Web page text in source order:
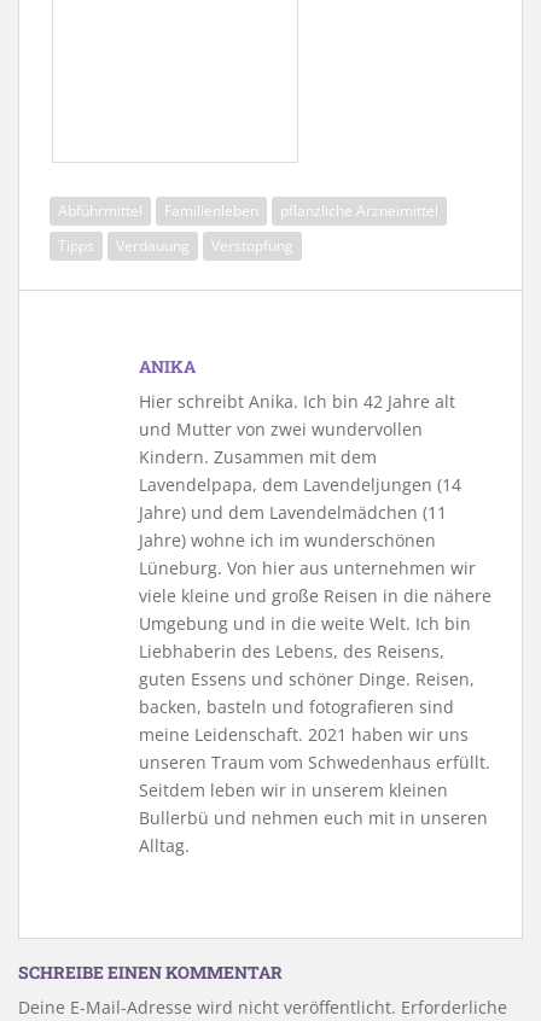
Abführmittel Familienleben
pflanzliche Arzneimittel
Tipps
Verdauung Verstopfung
ANIKA
Hier schreibt Anika. Ich bin 42 Jahre alt
und Mutter von zwei wundervollen
Kindern. Zusammen mit dem
Lavendelpapa, dem Lavendeljungen (14
Jahre) und dem Lavendelmädchen (11
Jahre) wohne ich im wunderschönen
Lüneburg. Von hier aus unternehmen wir
viele kleine und große Reisen in die nähere
Umgebung und in die weite Welt. Ich bin
Liebhaberin des Lebens, des Reisens,
guten Essens und schöner Dinge. Reisen,
backen, basteln und fotografieren sind
meine Leidenschaft. 2021 haben wir uns
unseren Traum vom Schwedenhaus erfüllt.
Seitdem leben wir in unserem kleinen
Bullerbü und nehmen euch mit in unseren
Alltag.
SCHREIBE EINEN KOMMENTAR
Deine E-Mail-Adresse wird nicht veröffentlicht. Erforderliche